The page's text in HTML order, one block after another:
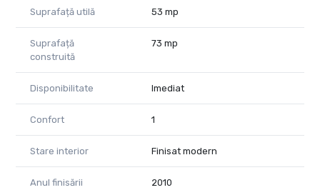
Suprafață utilă 53 mp
Suprafață
construită
73 mp
Disponibilitate Imediat
Confort 1
Stare interior Finisat modern
Anul finisării 2010